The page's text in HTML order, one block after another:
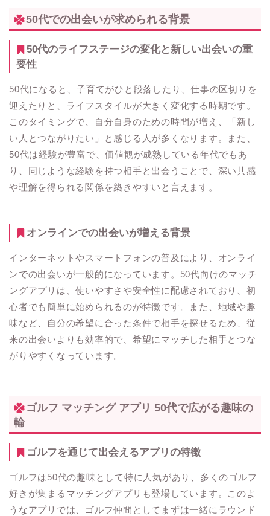
50代での出会いが求められる背景
50代のライフステージの変化と新しい出会いの重
要性
50代になると、子育てがひと段落したり、仕事の区切りを
迎えたりと、ライフスタイルが大きく変化する時期です。
このタイミングで、自分自身のための時間が増え、「新し
い人とつながりたい」と感じる人が多くなります。また、
50代は経験が豊富で、価値観が成熟している年代でもあ
り、同じような経験を持つ相手と出会うことで、深い共感
や理解を得られる関係を築きやすいと言えます。
オンラインでの出会いが増える背景
インターネットやスマートフォンの普及により、オンライ
ンでの出会いが一般的になっています。50代向けのマッチ
ングアプリは、使いやすさや安全性に配慮されており、初
心者でも簡単に始められるのが特徴です。また、地域や趣
味など、自分の希望に合った条件で相手を探せるため、従
来の出会いよりも効率的で、希望にマッチした相手とつな
がりやすくなっています。
ゴルフ マッチング アプリ 50代で広がる趣味の
輪
ゴルフを通じて出会えるアプリの特徴
ゴルフは50代の趣味として特に人気があり、多くのゴルフ
好きが集まるマッチングアプリも登場しています。このよ
うなアプリでは、ゴルフ仲間としてまずは一緒にラウンド